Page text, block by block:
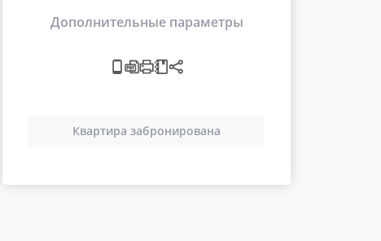
Дополнительные параметры
Квартира забронирована